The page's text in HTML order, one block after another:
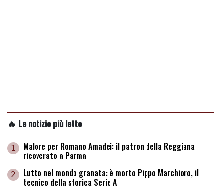
🔥 Le notizie più lette
1 Malore per Romano Amadei: il patron della Reggiana
ricoverato a Parma
2 Lutto nel mondo granata: è morto Pippo Marchioro, il
tecnico della storica Serie A